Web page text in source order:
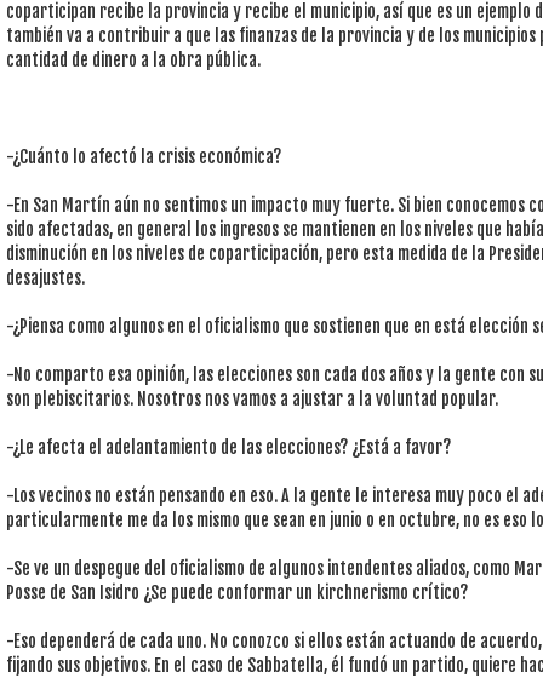
coparticipan recibe la provincia y recibe el municipio, así que es un ejemplo
también va a contribuir a que las finanzas de la provincia y de los
cantidad de dinero a la obra pública.
-¿Cuánto lo afectó la crisis económica?
-En San Martín aún no sentimos un impacto muy fuerte. Si bien conocemos
sido afectadas, en general los ingresos se mantienen en los niveles que
disminución en los niveles de coparticipación, pero esta medida de la
desajustes.
-¿Piensa como algunos en el oficialismo que sostienen que en está elección
-No comparto esa opinión, las elecciones son cada dos años y la gente con
son plebiscitarios. Nosotros nos vamos a ajustar a la voluntad popular.
-¿Le afecta el adelantamiento de las elecciones? ¿Está a favor?
-Los vecinos no están pensando en eso. A la gente le interesa muy poco el
particularmente me da los mismo que sean en junio o en octubre, no es eso
-Se ve un despegue del oficialismo de algunos intendentes aliados, como
Posse de San Isidro ¿Se puede conformar un kirchnerismo crítico?
-Eso dependerá de cada uno. No conozco si ellos están actuando de
fijando sus objetivos. En el caso de Sabbatella, él fundó un partido, quiere